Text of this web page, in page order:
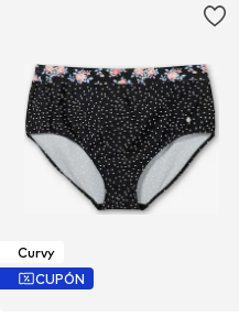
Curvy
CUPÓN